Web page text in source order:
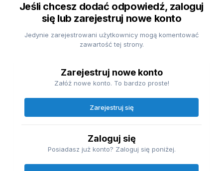
Jeśli chcesz dodać odpowiedź, zaloguj
się lub zarejestruj nowe konto
Jedynie zarejestrowani użytkownicy mogą komentować
zawartość tej strony.
Zarejestruj nowe konto
Załóż nowe konto. To bardzo proste!
Zarejestruj się
Zaloguj się
Posiadasz już konto? Zaloguj się poniżej.